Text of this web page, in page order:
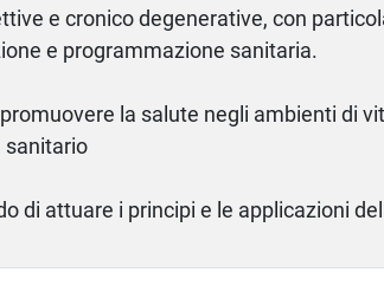
e cronico degenerative, con
e programmazione sanitaria.
la salute negli ambienti di
sanitario
di attuare i principi e le applicazioni